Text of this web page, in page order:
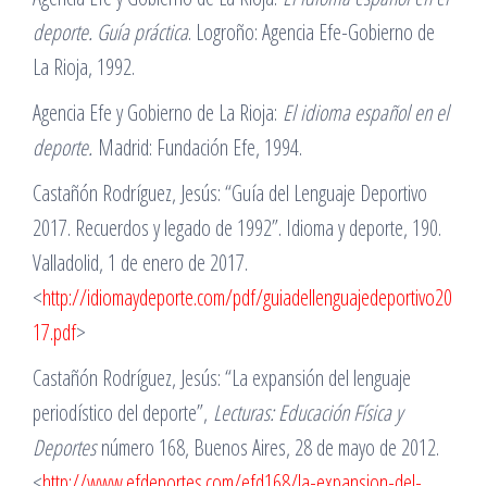
deporte. Guía práctica. Logroño: Agencia Efe-Gobierno de
La Rioja, 1992.
Agencia Efe y Gobierno de La Rioja: El idioma español en el
deporte. Madrid: Fundación Efe, 1994.
Castañón Rodríguez, Jesús: “Guía del Lenguaje Deportivo
2017. Recuerdos y legado de 1992”. Idioma y deporte, 190.
Valladolid, 1 de enero de 2017.
<http://idiomaydeporte.com/pdf/guiadellenguajedeportivo20
17.pdf>
Castañón Rodríguez, Jesús: “La expansión del lenguaje
periodístico del deporte”, Lecturas: Educación Física y
Deportesnúmero 168, Buenos Aires, 28 de mayo de 2012.